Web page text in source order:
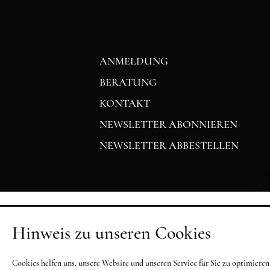
ANMELDUNG
BERATUNG
KONTAKT
NEWSLETTER ABONNIEREN
NEWSLETTER ABBESTELLEN
Hinweis zu unseren Cookies
Cookies helfen uns, unsere Website und unseren Service für Sie zu